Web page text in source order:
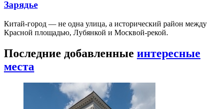
Зарядье
Китай-город — не одна улица, а исторический район между
Красной площадью, Лубянкой и Москвой-рекой.
Последние добавленные интересные
места